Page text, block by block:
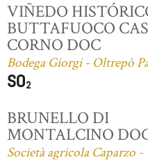
VIÑEDO
BUTTAFUOCO
CORNO DOC
Bodega Giorgi - Oltrepò
BRUNELLO DI
MONTALCINO
Società agricola Caparzo -